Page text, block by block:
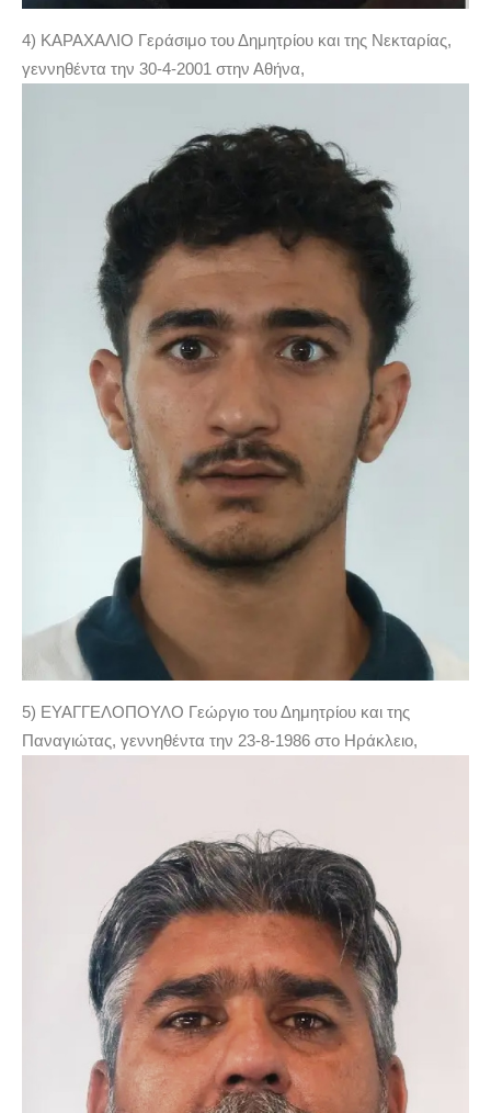
4) ΚΑΡΑΧΑΛΙΟ Γεράσιμο του Δημητρίου και της Νεκταρίας,
γεννηθέντα την 30-4-2001 στην Αθήνα,
5) ΕΥΑΓΓΕΛΟΠΟΥΛΟ Γεώργιο του Δημητρίου και της
Παναγιώτας, γεννηθέντα την 23-8-1986 στο Ηράκλειο,